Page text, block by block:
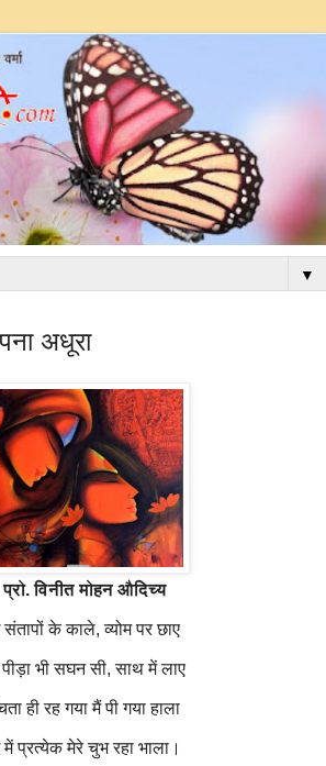
▼
अधूरा
प्रो. विनीत मोहन औदिच्य
संतापों के काले,व्योम पर छाए
भी सघन सी,साथ में लाए
ही रह गया मैं पी गया हाला
प्रत्येक मेरे चुभ रहा भाला।